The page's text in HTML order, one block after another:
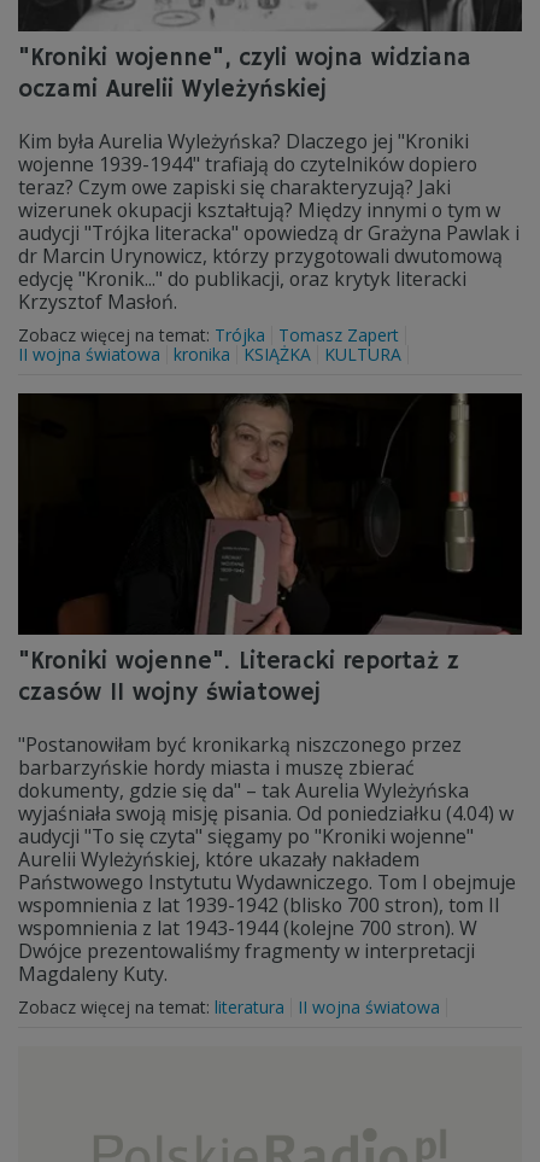
"Kroniki wojenne", czyli wojna widziana
oczami Aurelii Wyleżyńskiej
Kim była Aurelia Wyleżyńska? Dlaczego jej "Kroniki
wojenne 1939-1944" trafiają do czytelników dopiero
teraz? Czym owe zapiski się charakteryzują? Jaki
wizerunek okupacji kształtują? Między innymi o tym w
audycji "Trójka literacka" opowiedzą dr Grażyna Pawlak i
dr Marcin Urynowicz, którzy przygotowali dwutomową
edycję "Kronik..." do publikacji, oraz krytyk literacki
Krzysztof Masłoń.
Zobacz więcej na temat: Trójka
Tomasz Zapert
II wojna światowa
kronika KSIĄŻKA KULTURA
"Kroniki wojenne". Literacki reportaż z
czasów II wojny światowej
"Postanowiłam być kronikarką niszczonego przez
barbarzyńskie hordy miasta i muszę zbierać
dokumenty, gdzie się da" – tak Aurelia Wyleżyńska
wyjaśniała swoją misję pisania. Od poniedziałku (4.04) w
audycji "To się czyta" sięgamy po "Kroniki wojenne"
Aurelii Wyleżyńskiej, które ukazały nakładem
Państwowego Instytutu Wydawniczego. Tom I obejmuje
wspomnienia z lat 1939-1942 (blisko 700 stron), tom II
wspomnienia z lat 1943-1944 (kolejne 700 stron). W
Dwójce prezentowaliśmy fragmenty w interpretacji
Magdaleny Kuty.
Zobacz więcej na temat: literatura II wojna światowa